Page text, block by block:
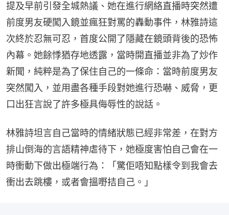
提及早前引發全城熱議、她在進行網絡直播時突然遭
前度男友硬闖入鏡並瘋狂對罵的轟動事件，林雅詩這
次終於忍無可忍，首度公開了隱藏在鏡頭背後的恐怖
內幕。她餘悸猶存地透露，當時開直播並非為了炒作
新聞，純粹是為了保住自己的一條命：當時前度男友
突然闖入，並用盡各種手段對她進行恐嚇、威脅，更
口出狂言說了許多極具侮辱性的說話。
林雅詩坦言自己當時的情緒狀態已經非常差，在對方
排山倒海的言語精神虐待下，她極度害怕自己會在一
時衝動下做出極端行為：「驚佢唔知點樣令到我會去
衝出去跳樓，或者會搵嘢拮自己。」